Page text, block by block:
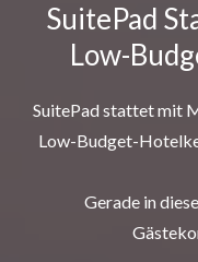
SuitePad
Low-
SuitePad stattet mit
Low-Budget-
Gerade in